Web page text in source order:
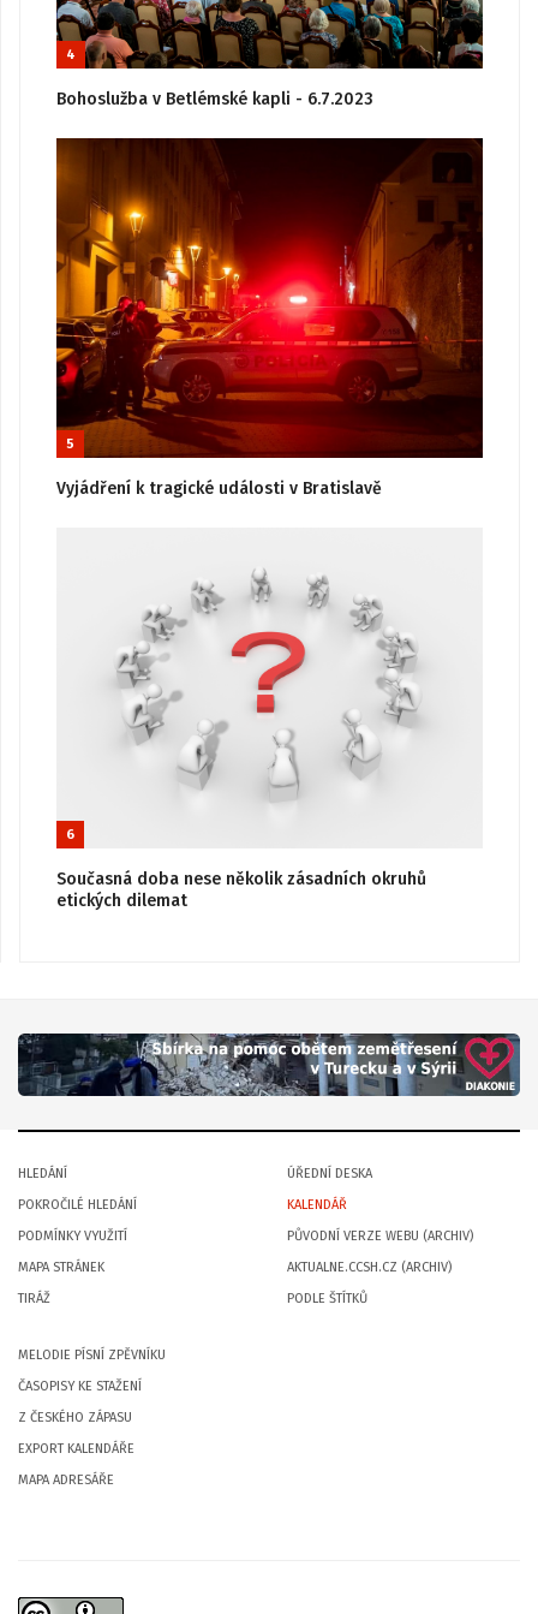
4
Bohoslužba v Betlémské kapli - 6.7.2023
5
Vyjádření k tragické události v Bratislavě
6
Současná doba nese několik zásadních okruhů
etických dilemat
HLEDÁNÍ
POKROČILÉ HLEDÁNÍ
PODMÍNKY VYUŽITÍ
MAPA STRÁNEK
TIRÁŽ
ÚŘEDNÍ DESKA
KALENDÁŘ
PŮVODNÍ VERZE WEBU (ARCHIV)
AKTUALNE.CCSH.CZ (ARCHIV)
PODLE ŠTÍTKŮ
MELODIE PÍSNÍ ZPĚVNÍKU
ČASOPISY KE STAŽENÍ
Z ČESKÉHO ZÁPASU
EXPORT KALENDÁŘE
MAPA ADRESÁŘE